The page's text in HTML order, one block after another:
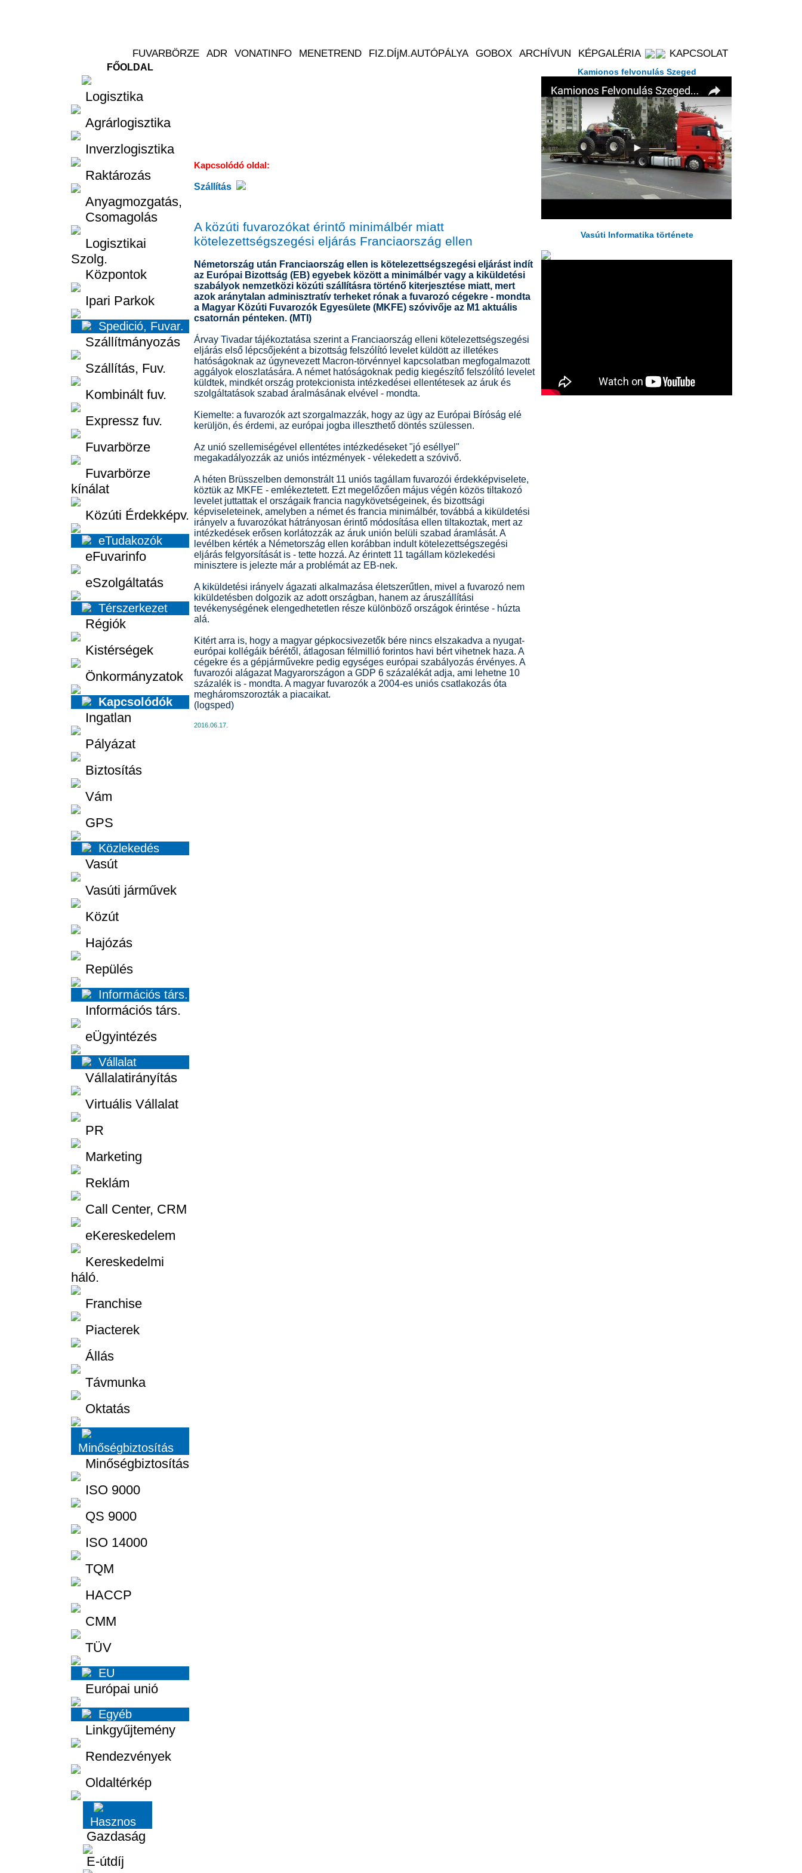
FŐOLDAL
Logisztika
Agrárlogisztika
Inverzlogisztika
Raktározás
Anyagmozgatás,
Csomagolás
Logisztikai
Szolg.
Központok
Ipari Parkok
Spedició, Fuvar.
Szállítmányozás
Szállítás, Fuv.
Kombinált fuv.
Expressz fuv.
Fuvarbörze
Fuvarbörze
kínálat
Közúti Érdekképv.
eTudakozók
eFuvarinfo
eSzolgáltatás
Térszerkezet
Régiók
Kistérségek
Önkormányzatok
Kapcsolódók
Ingatlan
Pályázat
Biztosítás
Vám
GPS
Közlekedés
Vasút
Vasúti járművek
Közút
Hajózás
Repülés
Információs társ.
Információs társ.
eÜgyintézés
Vállalat
Vállalatirányítás
Virtuális Vállalat
PR
Marketing
Reklám
Call Center, CRM
eKereskedelem
Kereskedelmi
háló.
Franchise
Piacterek
Állás
Távmunka
Oktatás
Minőségbiztosítás
Minőségbiztosítás
ISO 9000
QS 9000
ISO 14000
TQM
HACCP
CMM
TÜV
EU
Európai unió
Egyéb
Linkgyűjtemény
Rendezvények
Oldaltérkép
Kapcsolódó oldal:
Szállítás
A közúti fuvarozókat érintő minimálbér miatt
kötelezettségszegési eljárás Franciaország ellen
Németország után Franciaország ellen is kötelezettségszegési eljárást indít
az Európai Bizottság (EB) egyebek között a minimálbér vagy a kiküldetési
szabályok nemzetközi közúti szállításra történő kiterjesztése miatt, mert
azok aránytalan adminisztratív terheket rónak a fuvarozó cégekre - mondta
a Magyar Közúti Fuvarozók Egyesülete (MKFE) szóvivője az M1 aktuális
csatornán pénteken. (MTI)
Árvay Tivadar tájékoztatása szerint a Franciaország elleni kötelezettségszegési
eljárás első lépcsőjeként a bizottság felszólító levelet küldött az illetékes
hatóságoknak az úgynevezett Macron-törvénnyel kapcsolatban megfogalmazott
aggályok eloszlatására. A német hatóságoknak pedig kiegészítő felszólító levelet
küldtek, mindkét ország protekcionista intézkedései ellentétesek az áruk és
szolgáltatások szabad áralmásának elvével - mondta.
Kiemelte: a fuvarozók azt szorgalmazzák, hogy az ügy az Európai Bíróság elé
kerüljön, és érdemi, az európai jogba illeszthető döntés szülessen.
Az unió szellemiségével ellentétes intézkedéseket "jó eséllyel"
megakadályozzák az uniós intézmények - vélekedett a szóvivő.
A héten Brüsszelben demonstrált 11 uniós tagállam fuvarozói érdekképviselete,
köztük az MKFE - emlékeztetett. Ezt megelőzően május végén közös tiltakozó
levelet juttattak el országaik francia nagykövetségeinek, és bizottsági
képviseleteinek, amelyben a német és francia minimálbér, továbbá a kiküldetési
irányelv a fuvarozókat hátrányosan érintő módosítása ellen tiltakoztak, mert az
intézkedések erősen korlátozzák az áruk unión belüli szabad áramlását. A
levélben kérték a Németország ellen korábban indult kötelezettségszegési
eljárás felgyorsítását is - tette hozzá. Az érintett 11 tagállam közlekedési
minisztere is jelezte már a problémát az EB-nek.
A kiküldetési irányelv ágazati alkalmazása életszerűtlen, mivel a fuvarozó nem
kiküldetésben dolgozik az adott országban, hanem az áruszállítási
tevékenységének elengedhetetlen része különböző országok érintése - húzta
alá.
Kitért arra is, hogy a magyar gépkocsivezetők bére nincs elszakadva a nyugat-
európai kollégáik bérétől, átlagosan félmillió forintos havi bért vihetnek haza. A
cégekre és a gépjárművekre pedig egységes európai szabályozás érvényes. A
fuvarozói alágazat Magyarországon a GDP 6 százalékát adja, ami lehetne 10
százalék is - mondta. A magyar fuvarozók a 2004-es uniós csatlakozás óta
megháromszorozták a piacaikat.
(logsped)
2016.06.17.